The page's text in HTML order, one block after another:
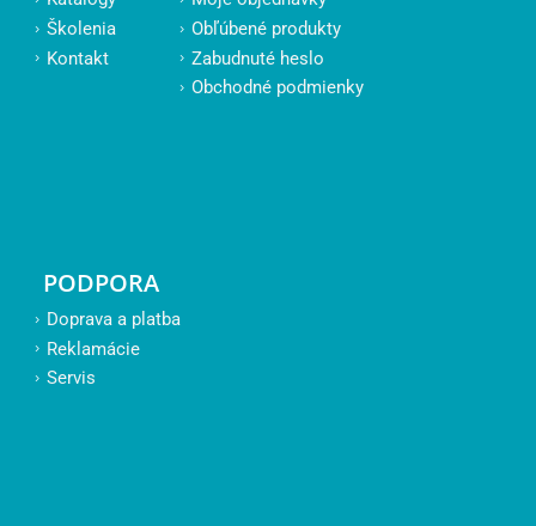
Školenia
Kontakt
Obľúbené produkty
Zabudnuté heslo
Obchodné podmienky
PODPORA
Doprava a platba
Reklamácie
Servis